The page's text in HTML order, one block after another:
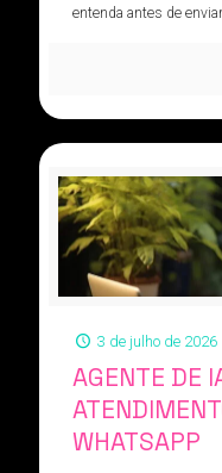
entenda antes de
3 de julho de 2026
AGENTE DE
WHATSAPP